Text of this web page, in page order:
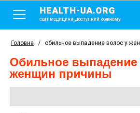
HEALTH-UA.ORG
світ медицини, доступний кожному
Головна / обильное выпадение волос у
обильное выпадение волос у
женщин причины